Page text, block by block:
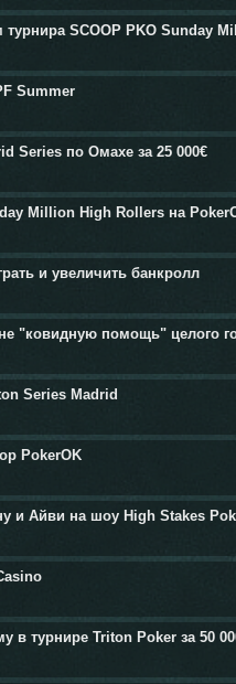
SCOOP PKO Sunday
Summer
Series по Омахе за 25 000€
Million High Rollers на
и увеличить банкролл
"ковидную помощь" целого
Series Madrid
PokerOK
и Айви на шоу High Stakes
в турнире Triton Poker за 50